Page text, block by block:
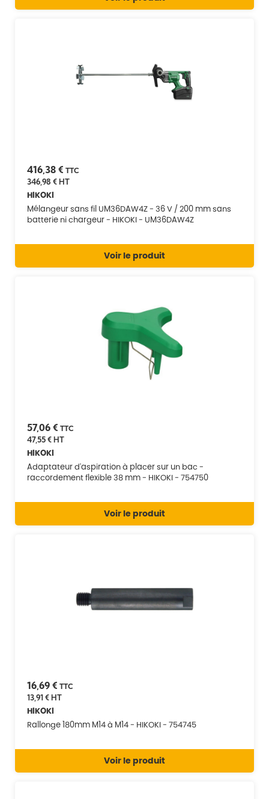
416,38 € TTC
346,98 €HT
HIKOKI
Mélangeur sans fil UM36DAW4Z - 36 V / 200 mm sans
batterie ni chargeur - HIKOKI - UM36DAW4Z
Voir le produit
57,06 € TTC
47,55 €HT
HIKOKI
Adaptateur d'aspiration à placer sur un bac -
raccordement flexible 38 mm - HIKOKI - 754750
Voir le produit
16,69 € TTC
13,91 €HT
HIKOKI
Rallonge 180mm M14 à M14 - HIKOKI - 754745
Voir le produit